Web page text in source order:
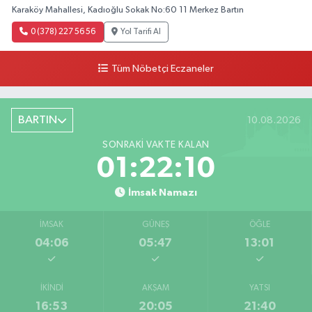
Karaköy Mahallesi, Kadıoğlu Sokak No:60 11 Merkez Bartın
0 (378) 227 56 56 Yol Tarifi Al
Tüm Nöbetçi Eczaneler
BARTIN 10.08.2026
SONRAKI VAKTE KALAN
01:22:09
İmsak Namazı
İMSAK
04:06
GÜNEŞ
05:47
ÖĞLE
13:01
İKINDI
16:53
AKŞAM
20:05
YATSI
21:40